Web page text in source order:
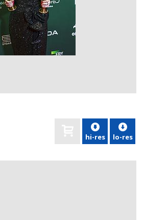
hi-res lo-res